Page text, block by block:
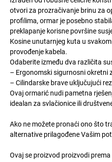
otvori za prozračivanje brinu za
profilima, ormar je posebno
preklapanje korisne površine
Kosine unutarnjeg kuta u
provođenje kabela.
Odaberite između dva različita
– Ergonomski sigurnosni okretni
– Cilindarske brave uključujući
Ovaj ormarić nudi pametna
idealan za svlačionice ili
Ako ne možete pronaći ono što
alternative prilagođene Vašim
Ovaj se proizvod proizvodi